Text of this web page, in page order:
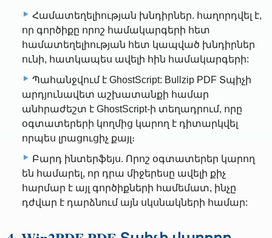
Համատեղելիության խնդիրներ. հաղորդվել է,
որ գործիքը որոշ համակարգերի հետ
համատեղելիության հետ կապված խնդիրներ
ունի, հատկապես ավելի հին համակարգերի:
Պահանջվում է GhostScript: Bullzip PDF Տպիչի
արդյունավետ աշխատանքի համար
անհրաժեշտ է GhostScript-ի տեղադրում, որը
օգտատերերի կողմից կարող է դիտարկվել
որպես լրացուցիչ քայլ։
Բարդ ինտերֆեյս. Որոշ օգտատերեր կարող
են համարել, որ դրա միջերեսը ավելի քիչ
հարմար է այլ գործիքների համեմատ, ինչը
դժվար է դարձնում այն ​​սկսնակների համար: